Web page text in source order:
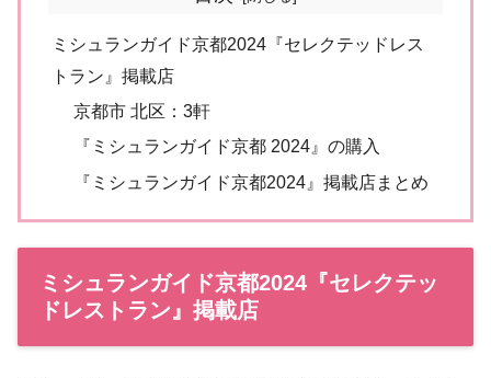
ミシュランガイド京都2024『セレクテッドレス
トラン』掲載店
京都市 北区：3軒
『ミシュランガイド京都 2024』の購入
『ミシュランガイド京都2024』掲載店まとめ
ミシュランガイド京都2024『セレクテッ
ドレストラン』掲載店